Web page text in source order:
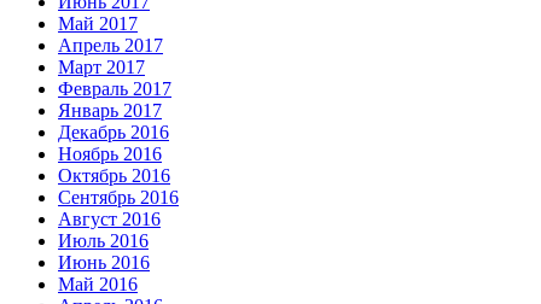
Май 2017
Апрель 2017
Март 2017
Февраль 2017
Январь 2017
Декабрь 2016
Ноябрь 2016
Октябрь 2016
Сентябрь 2016
Август 2016
Июль 2016
Июнь 2016
Май 2016